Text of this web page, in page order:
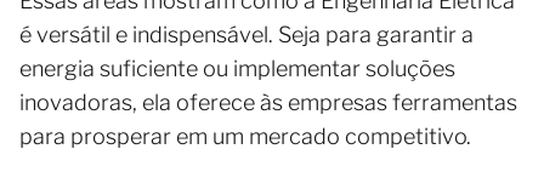
é versátil e indispensável. Seja para garantir a
energia suficiente ou implementar soluções
inovadoras, ela oferece às empresas ferramentas
para prosperar em um mercado competitivo.